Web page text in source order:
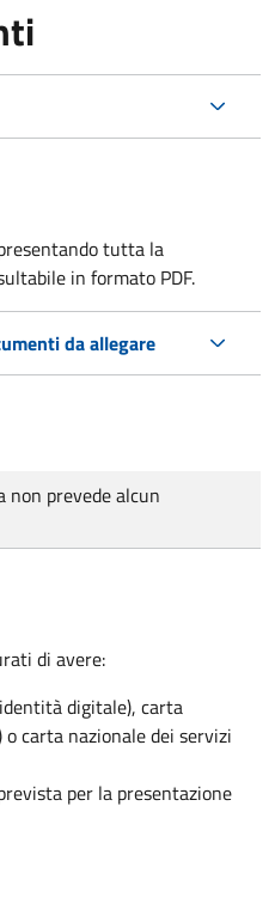
tutta la
in formato PDF.
da allegare
non prevede alcun
di avere:
digitale), carta
carta nazionale dei servizi
per la presentazione